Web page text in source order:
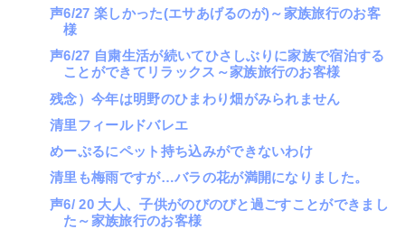
声6/27 楽しかった(エサあげるのが)～家族旅行のお客
様
声6/27 自粛生活が続いてひさしぶりに家族で宿泊する
ことができてリラックス～家族旅行のお客様
残念）今年は明野のひまわり畑がみられません
清里フィールドバレエ
めーぷるにペット持ち込みができないわけ
清里も梅雨ですが…バラの花が満開になりました。
声6/ 20 大人、子供がのびのびと過ごすことができまし
た～家族旅行のお客様